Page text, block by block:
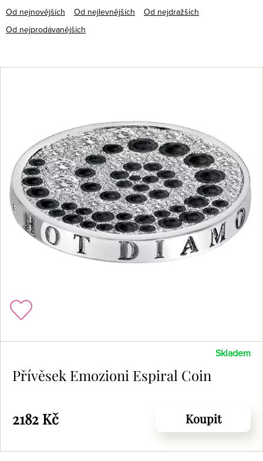
Od nejnovějších Od nejlevnějších Od nejdražších
Od nejprodávanějších
Skladem
Přívěsek Emozioni Espiral Coin
2182 Kč Koupit